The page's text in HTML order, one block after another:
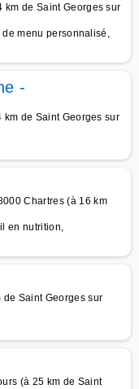
km de Saint Georges sur
menu personnalisé,
-
de Saint Georges sur
Chartres (à 16 km
en nutrition,
Saint Georges sur
(à 25 km de Saint